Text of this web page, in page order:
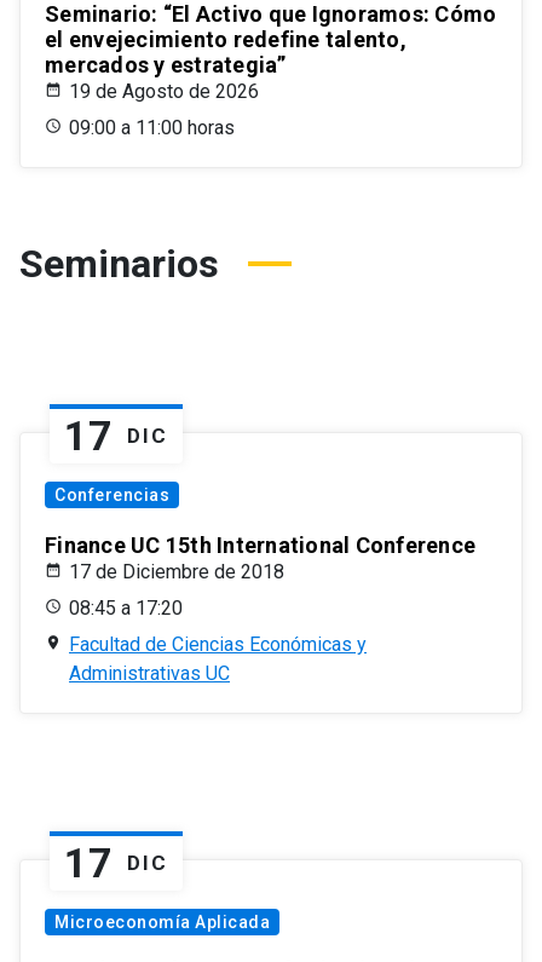
Seminario: “El Activo que Ignoramos: Cómo
el envejecimiento redefine talento,
mercados y estrategia”
19 de Agosto de 2026
09:00 a 11:00 horas
Seminarios
17 DIC
Conferencias
Finance UC 15th International Conference
17 de Diciembre de 2018
08:45 a 17:20
Facultad de Ciencias Económicas y
Administrativas UC
17 DIC
Microeconomía Aplicada